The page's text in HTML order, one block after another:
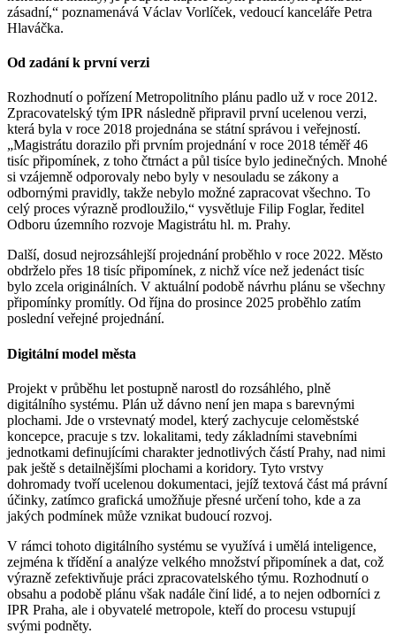
zásadní,“ poznamenává Václav Vorlíček, vedoucí kanceláře Petra
Hlaváčka.
Od zadání k první verzi
Rozhodnutí o pořízení Metropolitního plánu padlo už v roce 2012.
Zpracovatelský tým IPR následně připravil první ucelenou verzi,
která byla v roce 2018 projednána se státní správou i veřejností.
„Magistrátu dorazilo při prvním projednání v roce 2018 téměř 46
tisíc připomínek, z toho čtrnáct a půl tisíce bylo jedinečných. Mnohé
si vzájemně odporovaly nebo byly v nesouladu se zákony a
odbornými pravidly, takže nebylo možné zapracovat všechno. To
celý proces výrazně prodloužilo,“ vysvětluje Filip Foglar, ředitel
Odboru územního rozvoje Magistrátu hl. m. Prahy.
Další, dosud nejrozsáhlejší projednání proběhlo v roce 2022. Město
obdrželo přes 18 tisíc připomínek, z nichž více než jedenáct tisíc
bylo zcela originálních. V aktuální podobě návrhu plánu se všechny
připomínky promítly. Od října do prosince 2025 proběhlo zatím
poslední veřejné projednání.
Digitální model města
Projekt v průběhu let postupně narostl do rozsáhlého, plně
digitálního systému. Plán už dávno není jen mapa s barevnými
plochami. Jde o vrstevnatý model, který zachycuje celoměstské
koncepce, pracuje s tzv. lokalitami, tedy základními stavebními
jednotkami definujícími charakter jednotlivých částí Prahy, nad nimi
pak ještě s detailnějšími plochami a koridory. Tyto vrstvy
dohromady tvoří ucelenou dokumentaci, jejíž textová část má právní
účinky, zatímco grafická umožňuje přesné určení toho, kde a za
jakých podmínek může vznikat budoucí rozvoj.
V rámci tohoto digitálního systému se využívá i umělá inteligence,
zejména k třídění a analýze velkého množství připomínek a dat, což
výrazně zefektivňuje práci zpracovatelského týmu. Rozhodnutí o
obsahu a podobě plánu však nadále činí lidé, a to nejen odborníci z
IPR Praha, ale i obyvatelé metropole, kteří do procesu vstupují
svými podněty.